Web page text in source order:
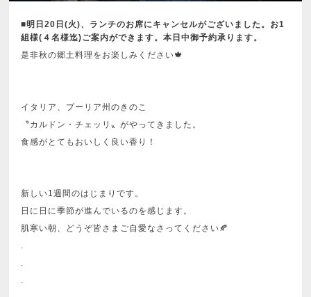
■明日20日(火)、ランチのお席にキャンセルがございました。お1
組様(４名様迄)ご案内ができます。本日中御予約承ります。
是非秋の郷土料理をお楽しみください🍁
イタリア、プーリア州のきのこ
〝カルドン・チェッリ〟がやってきました。
食感がとてもおいしく良い香り！
新しい1週間のはじまりです。
日に日に季節が進んでいるのを感じます。
肌寒い朝、どうぞ皆さまご自愛なさってください🍂
.
.
.